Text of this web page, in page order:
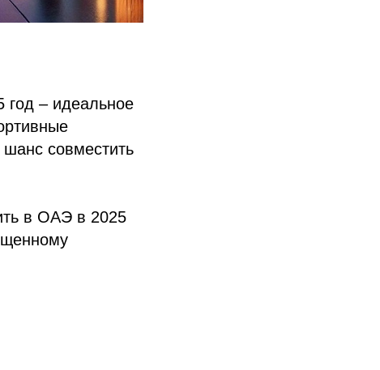
год – идеальное
совместить
в ОАЭ в 2025